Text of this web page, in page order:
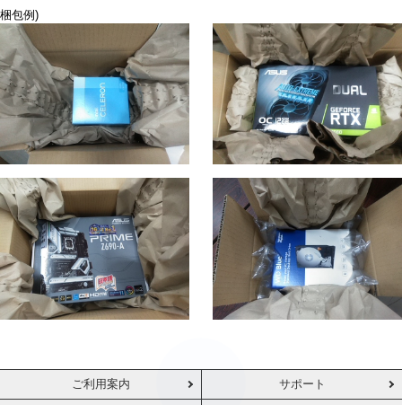
梱包例)
ご利用案内 サポート